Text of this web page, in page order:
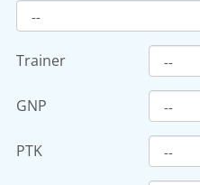
Trainer
GNP
PTK